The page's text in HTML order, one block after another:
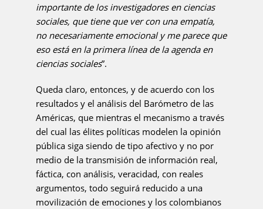
importante de los investigadores en ciencias
sociales, que tiene que ver con una empatía,
no necesariamente emocional y me parece que
eso está en la primera línea de la agenda en
ciencias sociales”.
Queda claro, entonces, y de acuerdo con los
resultados y el análisis del Barómetro de las
Américas, que mientras el mecanismo a través
del cual las élites políticas modelen la opinión
pública siga siendo de tipo afectivo y no por
medio de la transmisión de información real,
fáctica, con análisis, veracidad, con reales
argumentos, todo seguirá reducido a una
movilización de emociones y los colombianos